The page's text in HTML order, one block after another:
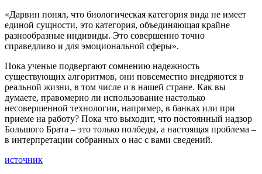
«Дарвин понял, что биологическая категория вида не имеет
единой сущности, это категория, объединяющая крайне
разнообразные индивиды. Это совершенно точно
справедливо и для эмоциональной сферы».
Пока ученые подвергают сомнению надежность
существующих алгоритмов, они повсеместно внедряются в
реальной жизни, в том числе и в нашей стране. Как вы
думаете, правомерно ли использование настолько
несовершенной технологии, например, в банках или при
приеме на работу? Пока что выходит, что постоянный надзор
Большого Брата – это только полбеды, а настоящая проблема –
в интерпретации собранных о нас с вами сведений.
источник